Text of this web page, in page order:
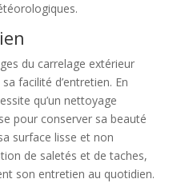
du carrelage extérieur
facilité d’entretien. En
qu’un nettoyage
pour conserver sa beauté
surface lisse et non
de saletés et de taches,
son entretien au quotidien.